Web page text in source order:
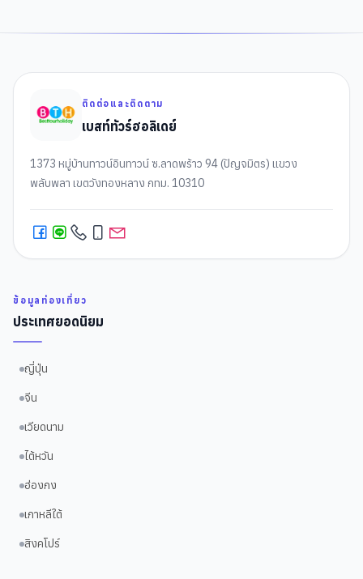
ติดต่อและติดตาม
เบสท์ทัวร์ฮอลิเดย์
1373 หมู่บ้านทาวน์อินทาวน์ ซ.ลาดพร้าว 94 (ปัญจมิตร) แขวง
พลับพลา เขตวังทองหลาง กทม. 10310
ข้อมูลท่องเที่ยว
ประเทศยอดนิยม
ญี่ปุ่น
จีน
เวียดนาม
ไต้หวัน
ฮ่องกง
เกาหลีใต้
สิงคโปร์